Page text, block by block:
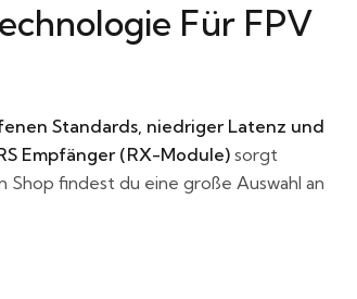
Für FPV
Standards, niedriger Latenz und
Empfänger (RX-Module) sorgt
findest du eine große Auswahl an